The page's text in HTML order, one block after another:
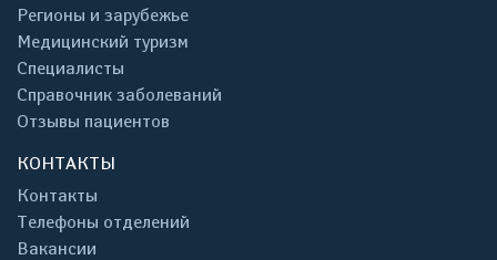
Регионы и зарубежье
Медицинский туризм
Специалисты
Справочник заболеваний
Отзывы пациентов
КОНТАКТЫ
Контакты
Телефоны отделений
Вакансии